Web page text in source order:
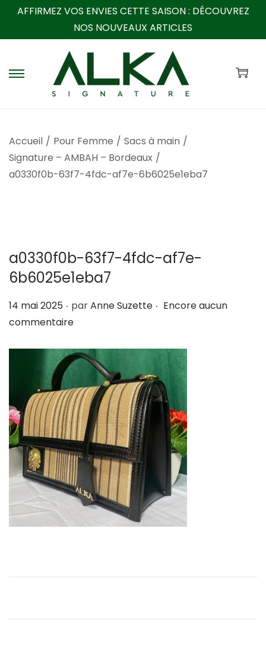
AFFIRMEZ VOS ENVIES CETTE SAISON : DÉCOUVREZ
NOS NOUVEAUX ARTICLES
P
a
e
r
à
v
i
n
P
a
e
r
a
t
Accueil / Pour Femme / Sacs à main /
Signature – AMBAH – Bordeaux /
a0330f0b-63f7-4fdc-af7e-6b6025e1eba7
a0330f0b-63f7-4fdc-af7e-
6b6025e1eba7
P
u
l
l
e
14 mai 2025 . parAnne Suzette . Encore aucun
commentaire